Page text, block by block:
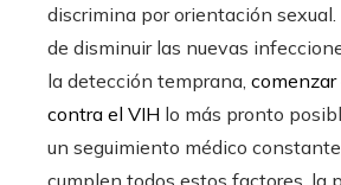
discrimina por orientación
de disminuir las nuevas
la detección temprana,
contra el VIH lo más pronto
un seguimiento médico
cumplen todos estos factores, la